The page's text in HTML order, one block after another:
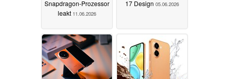
Snapdragon-Prozessor
leakt 11.06.2026
17 Design 05.06.2026